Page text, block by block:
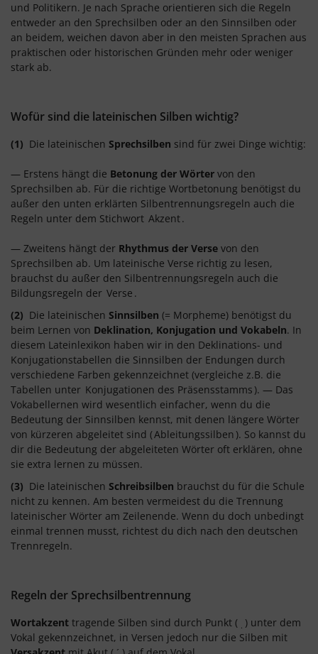
und Politikern. Je nach Sprache orientieren sich die Regeln
entweder an den Sprechsilben oder an den Sinnsilben oder
an beidem, weichen davon aber in den meisten Sprachen aus
praktischen oder historischen Gründen mehr oder weniger
stark ab.
Wofür sind die lateinischen Silben wichtig?
(1) Die lateinischen Sprechsilben sind für zwei Dinge wichtig:
— Erstens hängt die Betonung der Wörter von den
Sprechsilben ab. Für die richtige Wortbetonung benötigst du
außer den unten erklärten Silbentrennungsregeln auch die
Regeln unter dem Stichwort Akzent.
— Zweitens hängt der Rhythmus der Verse von den
Sprechsilben ab. Um lateinische Verse richtig zu lesen,
brauchst du außer den Silbentrennungsregeln auch die
Bildungsregeln der Verse .
(2) Die lateinischen Sinnsilben (= Morpheme) benötigst du
beim Lernen von Deklination, Konjugation und Vokabeln. In
diesem Lateinlexikon haben wir in den Deklinations- und
Konjugationstabellen die Sinnsilben der Endungen durch
verschiedene Farben gekennzeichnet (vergleiche z.B. die
Tabellen unter Konjugationen des Präsensstamms ). — Das
Vokabellernen wird wesentlich einfacher, wenn du die
Bedeutung der Sinnsilben kennst, mit denen längere Wörter
von kürzeren abgeleitet sind (Ableitungssilben ). So kannst du
dir die Bedeutung der abgeleiteten Wörter oft erklären, ohne
sie extra lernen zu müssen.
(3) Die lateinischen Schreibsilben brauchst du für die Schule
nicht zu kennen. Am besten vermeidest du die Trennung
lateinischer Wörter am Zeilenende. Wenn du doch unbedingt
einmal trennen musst, richtest du dich nach den deutschen
Trennregeln.
Regeln der Sprechsilbentrennung
Wortakzent tragende Silben sind durch Punkt ( ) unter dem
Vokal gekennzeichnet, in Versen jedoch nur die Silben mit